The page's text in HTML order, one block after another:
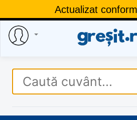
Actualizat